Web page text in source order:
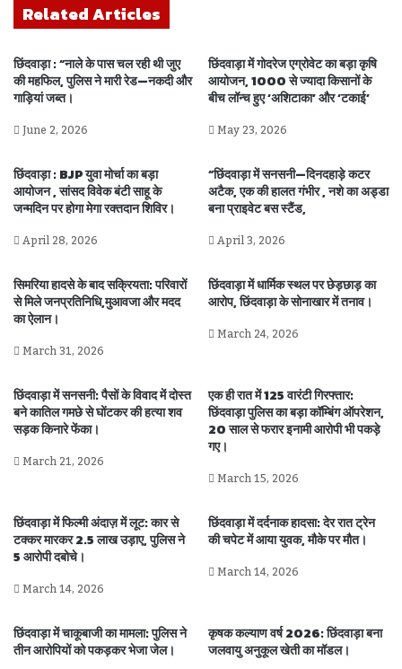
Related Articles
छिंदवाड़ा : “नाले के पास चल रही थी जुए
की महफिल, पुलिस ने मारी रेड—नकदी और
गाड़ियां जब्त।
June 2, 2026
छिंदवाड़ा में गोदरेज एग्रोवेट का बड़ा कृषि
आयोजन, 1000 से ज्यादा किसानों के
बीच लॉन्च हुए ‘अशिटाका’ और ‘टकाई’
May 23, 2026
छिंदवाड़ा : BJP युवा मोर्चा का बड़ा
आयोजन , सांसद विवेक बंटी साहू के
जन्मदिन पर होगा मेगा रक्तदान शिविर।
April 28, 2026
“छिंदवाड़ा में सनसनी—दिनदहाड़े कटर
अटैक, एक की हालत गंभीर , नशे का अड्डा
बना प्राइवेट बस स्टैंड,
April 3, 2026
सिमरिया हादसे के बाद सक्रियता: परिवारों
से मिले जनप्रतिनिधि,मुआवजा और मदद
का ऐलान।
March 31, 2026
छिंदवाड़ा में धार्मिक स्थल पर छेड़छाड़ का
आरोप, छिंदवाड़ा के सोनाखार में तनाव।
March 24, 2026
छिंदवाड़ा में सनसनी: पैसों के विवाद में दोस्त
बने कातिल गमछे से घोंटकर की हत्या शव
सड़क किनारे फेंका।
March 21, 2026
एक ही रात में 125 वारंटी गिरफ्तार:
छिंदवाड़ा पुलिस का बड़ा कॉम्बिंग ऑपरेशन,
20 साल से फरार इनामी आरोपी भी पकड़े
गए।
March 15, 2026
छिंदवाड़ा में फिल्मी अंदाज़ में लूट: कार से
टक्कर मारकर 2.5 लाख उड़ाए, पुलिस ने
5 आरोपी दबोचे।
March 14, 2026
छिंदवाड़ा में दर्दनाक हादसा: देर रात ट्रेन
की चपेट में आया युवक, मौके पर मौत।
March 14, 2026
छिंदवाड़ा में चाकूबाजी का मामला: पुलिस ने
तीन आरोपियों को पकड़कर भेजा जेल।
कृषक कल्याण वर्ष 2026: छिंदवाड़ा बना
जलवायु अनुकूल खेती का मॉडल।